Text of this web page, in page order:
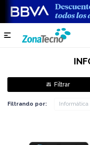

Filtrando por: Informática